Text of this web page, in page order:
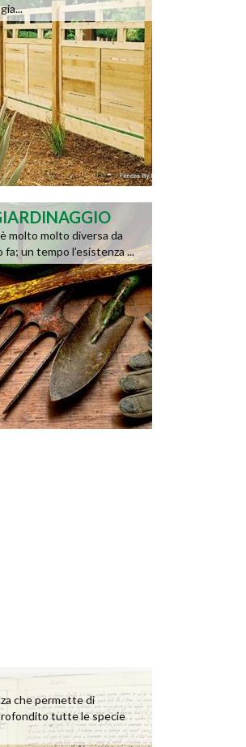
molto molto diversa da
un tempo l’esistenza ...
che permette di
tutte le specie